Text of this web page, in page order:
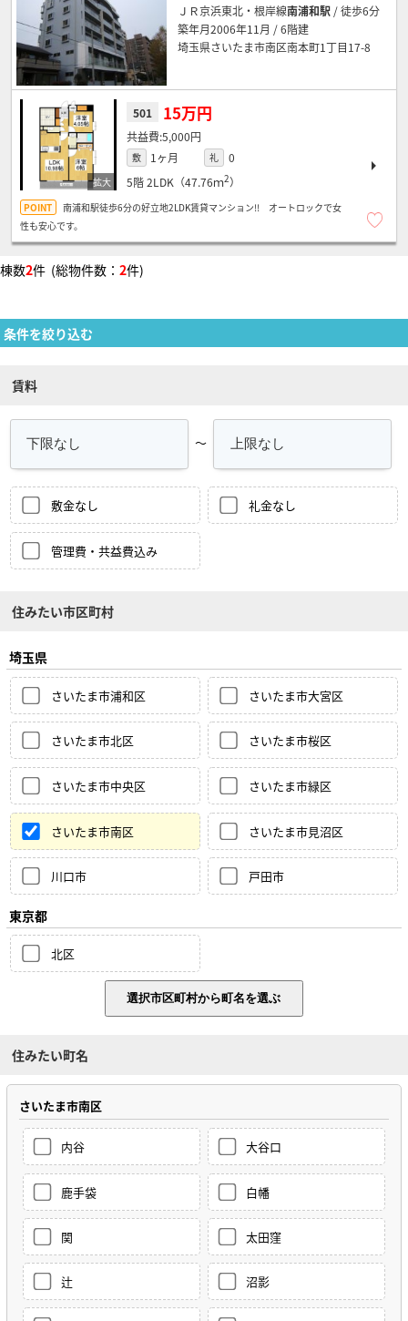
ＪＲ京浜東北・根岸線南浦和駅 / 徒歩6分
築年月2006年11月 / 6階建
埼玉県さいたま市南区南本町1丁目17-8
501 15万円
5,000円
敷 1ヶ月 礼
0
5階2LDK（47.76ｍ2）
南浦和駅徒歩6分の好立地2LDK賃貸マンション!! オートロックで女
性も安心です。
棟数2件 (総物件数： 2件)
条件を絞り込む
賃料
～
敷金なし 礼金なし
管理費・共益費込み
住みたい市区町村
埼玉県
さいたま市浦和区 さいたま市大宮区
さいたま市北区 さいたま市桜区
さいたま市中央区 さいたま市緑区
さいたま市南区 さいたま市見沼区
川口市 戸田市
東京都
北区
住みたい町名
さいたま市南区
内谷 大谷口
鹿手袋 白幡
関 太田窪
辻 沼影